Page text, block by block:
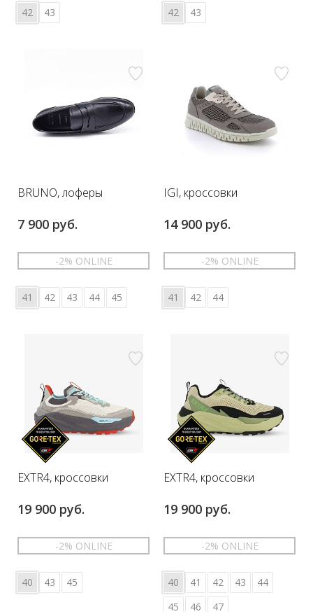
42 43 42 43
BRUNO, лоферы
7 900 руб.
-2% ONLINE
41 42 43 44 45
IGI, кроссовки
14 900 руб.
-2% ONLINE
41 42 44
EXTR4, кроссовки
19 900 руб.
-2% ONLINE
40 43 45
EXTR4, кроссовки
19 900 руб.
-2% ONLINE
40 41 42 43
44
45
46 47